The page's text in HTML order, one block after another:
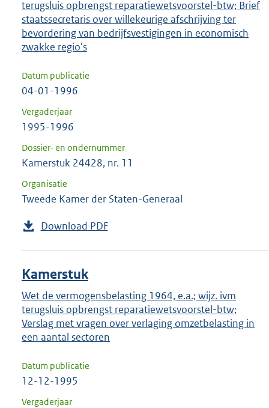
terugsluis opbrengst reparatiewetsvoorstel-btw; Brief
staatssecretaris over willekeurige afschrijving ter
bevordering van bedrijfsvestigingen in economisch
zwakke regio's
Datum publicatie
04-01-1996
Vergaderjaar
1995-1996
Dossier- en ondernummer
Kamerstuk 24428, nr. 11
Organisatie
Tweede Kamer der Staten-Generaal
Download PDF
Kamerstuk
Wet de vermogensbelasting 1964, e.a.; wijz. ivm
terugsluis opbrengst reparatiewetsvoorstel-btw;
Verslag met vragen over verlaging omzetbelasting in
een aantal sectoren
Datum publicatie
12-12-1995
Vergaderjaar